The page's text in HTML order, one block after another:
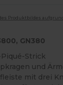
des Produktbildes
GN380
Strick
und
mit drei